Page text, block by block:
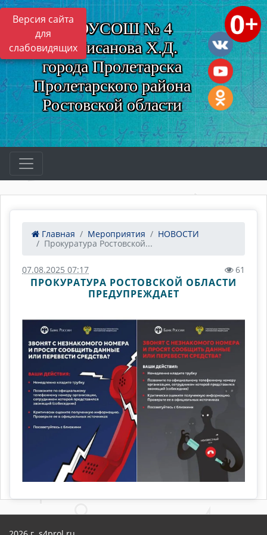
Версия сайта
для
слабовидящих
МБОУСОШ № 4
им. Нисанова Х.Д.
города Пролетарска
Пролетарского района
Ростовской области
Главная Мероприятия
НОВОСТИ
Прокуратура Ростовской...
07.08.2025 07:17 61
ПРОКУРАТУРА РОСТОВСКОЙ ОБЛАСТИ
ПРЕДУПРЕЖДАЕТ